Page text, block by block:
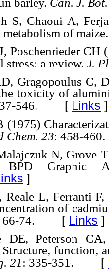
S, Chaoui A,
metabolism of
Poschenrieder CH
stress: a review. J.
Gragopoulus C,
toxicity of
546. [ Links ]
(1975)
Chem. 23: 458-460.
N, Grove
Graphic
]
L, Ferranti F,
of
66-74. [ Links ]
DE, Peterson
function,
21: 335-351. [